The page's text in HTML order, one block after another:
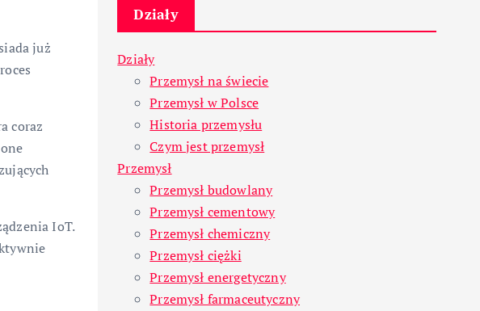
już
coraz
IoT.
Działy
Działy
Przemysł na świecie
Przemysł w Polsce
Historia przemysłu
Czym jest przemysł
Przemysł
Przemysł budowlany
Przemysł cementowy
Przemysł chemiczny
Przemysł ciężki
Przemysł energetyczny
Przemysł farmaceutyczny